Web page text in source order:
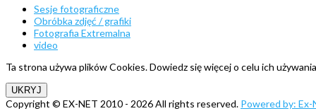
Sesje fotograficzne
Obróbka zdjęć / grafiki
Fotografia Extremalna
video
Ta strona używa plików Cookies. Dowiedz się więcej o celu ich
Copyright © EX-NET 2010 - 2026 All rights reserved. Powered by: